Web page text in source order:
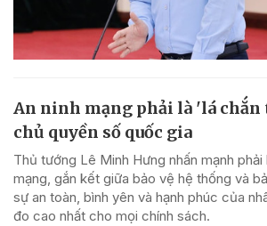
An ninh mạng phải là 'lá chắn
chủ quyền số quốc gia
Thủ tướng Lê Minh Hưng nhấn mạnh phải
mạng, gắn kết giữa bảo vệ hệ thống và
sự an toàn, bình yên và hạnh phúc của
đo cao nhất cho mọi chính sách.